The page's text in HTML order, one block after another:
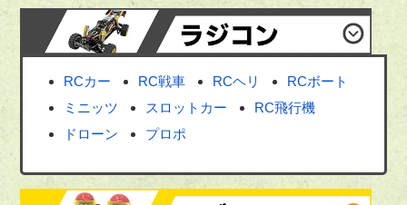
RCカー RC戦車 RCヘリ
RCボート
ミニッツ
スロットカー
RC飛行機
ドローン
プロポ